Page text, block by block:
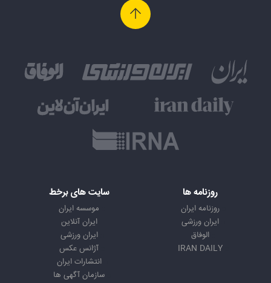
روزنامه ها
روزنامه ایران
ایران ورزشی
الوفاق
IRAN DAILY
سایت های برخط
موسسه ایران
ایران آنلاین
ایران ورزشی
آژانس عکس
انتشارات ایران
سازمان آگهی ها